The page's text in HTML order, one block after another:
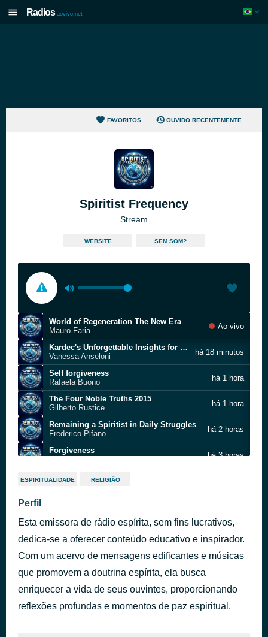
Radios aovivo.net
FAVORITOS OUVIDO RECENTEMENTE
Spiritist Frequency
Stream
WEBSITE SEM SOM?
World of Regeneration The New Era
Mauro Faria
Ao vivo
Kardec's Unforgettable Insights for the Spiritist
Vanessa Anseloni
há 18 minutos
Self forgiveness
Rafaela Buono
há 1 hora
The Four Noble Truths 2015
Gilberto Rustice
há 1 hora
Remaining a Spiritist in Daily Struggles
Frederico Pifano
há 2 horas
Forgiveness
há 3 horas
Go and Preach
Peter Hays
Christmas and Action
há 7 horas
ESPIRITUALIDADE RELIGIÃO
Perfil
Esta emissora de rádio espírita, sem fins lucrativos,
dedica-se a oferecer conteúdo educativo e inspirador.
Com um acervo de mensagens edificantes e músicas
que promovem a doutrina espírita, ela busca
enriquecer a vida de seus ouvintes, proporcionando
reflexões profundas e momentos de paz espiritual.